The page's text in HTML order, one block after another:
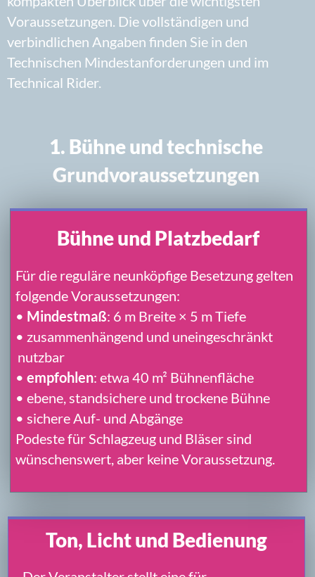
Zur Tontechnik gehört ein professionelles
Mischpult, das die Anforderungen des NBC-
Technical Riders erfüllt.
NBC stellt keine eigene Ton- oder
Lichtanlage bereit.
2. Technische Unterlagen
Technische
Mindestanforderungen
fassen die grundlegenden räumlichen,
technischen und organisatorischen
zusammen.
Technikdienstleistern zur frühzeitigen
Prüfung und Vorbereitung.
MINDEST-ANFORDERUNGEN PDF
TECHNICAL RIDER
Der Technical Rider enthält alle
Umsetzung:
Bühnenplan
Input List und Pultbelegung
Funkstrecken und Anschlüsse
NBC-Audiointro
TECHNICAL RIDER PDF